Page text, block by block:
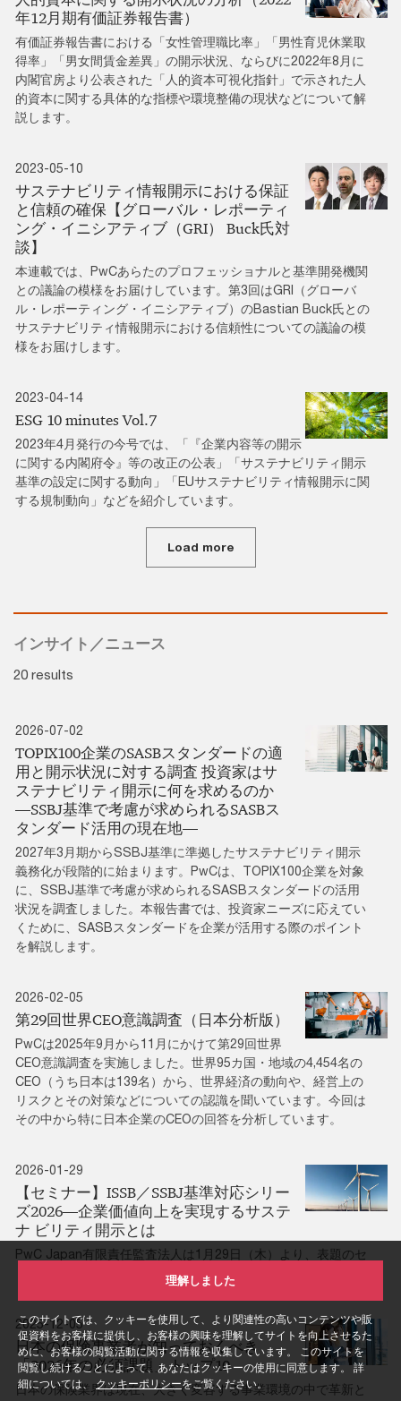
このサイトでは、クッキーを使用して、より関連性の高いコンテンツや販
促資料をお客様に提供し、お客様の興味を理解してサイトを向上させるた
めに、お客様の閲覧活動に関する情報を収集しています。 このサイトを
閲覧し続けることによって、あなたはクッキーの使用に同意します。 詳
細については、クッキーポリシーをご覧ください。
理解しました
年12月期有価証券報告書）
有価証券報告書における「女性管理職比率」「男性育児休業取
得率」「男女間賃金差異」の開示状況、ならびに2022年8月に
内閣官房より公表された「人的資本可視化指針」で示された人
的資本に関する具体的な指標や環境整備の現状などについて解
説します。
2023-05-10
サステナビリティ情報開示における保証
と信頼の確保【グローバル・レポーティ
ング・イニシアティブ（GRI） Buck氏対
談】
本連載では、PwCあらたのプロフェッショナルと基準開発機関
との議論の模様をお届けしています。第3回はGRI（グローバ
ル・レポーティング・イニシアティブ）のBastian Buck氏との
サステナビリティ情報開示における信頼性についての議論の模
様をお届けします。
2023-04-14
ESG 10 minutes Vol.7
2023年4月発行の今号では、「『企業内容等の開示
に関する内閣府令』等の改正の公表」「サステナビリティ開示
基準の設定に関する動向」「EUサステナビリティ情報開示に関
する規制動向」などを紹介しています。
Load more
インサイト／ニュース
20 results
2026-07-02
TOPIX100企業のSASBスタンダードの適
用と開示状況に対する調査 投資家はサ
ステナビリティ開示に何を求めるのか
―SSBJ基準で考慮が求められるSASBス
タンダード活用の現在地―
2027年3月期からSSBJ基準に準拠したサステナビリティ開示
義務化が段階的に始まります。PwCは、TOPIX100企業を対象
に、SSBJ基準で考慮が求められるSASBスタンダードの活用
状況を調査しました。本報告書では、投資家ニーズに応えてい
くために、SASBスタンダードを企業が活用する際のポイント
を解説します。
2026-02-05
第29回世界CEO意識調査（日本分析版）
PwCは2025年9月から11月にかけて第29回世界
CEO意識調査を実施しました。世界95カ国・地域の4,454名の
CEO（うち日本は139名）から、世界経済の動向や、経営上の
リスクとその対策などについての認識を聞いています。今回は
その中から特に日本企業のCEOの回答を分析しています。
2026-01-29
【セミナー】ISSB／SSBJ基準対応シリー
ズ2026―企業価値向上を実現するサステ
ナ ビリティ開示とは
PwC Japan有限責任監査法人は1月29日（木）より、表題のセ
ミナーをオンデマンド配信します。
2025-12-05
日本の保険事業者が知っておくべき
「2026年の必須課題」トップ10
日本の保険業界は現在、大きく変容する事業環境の中で革新と